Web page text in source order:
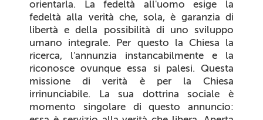
orientarla. La fedeltà all'uomo esige la
fedeltà alla verità che, sola, è garanzia di
libertà e della possibilità di uno sviluppo
umano integrale. Per questo la Chiesa la
ricerca, l'annunzia instancabilmente e la
riconosce ovunque essa si palesi. Questa
missione di verità è per la Chiesa
irrinunciabile. La sua dottrina sociale è
momento singolare di questo annuncio: